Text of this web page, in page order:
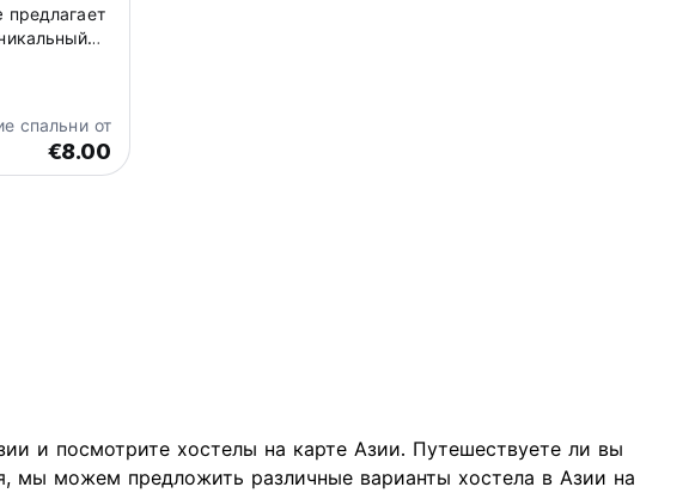
предлагает
спальни от
€8.00
и посмотрите хостелы на карте Азии. Путешествуете ли вы
можем предложить различные варианты хостела в Азии на